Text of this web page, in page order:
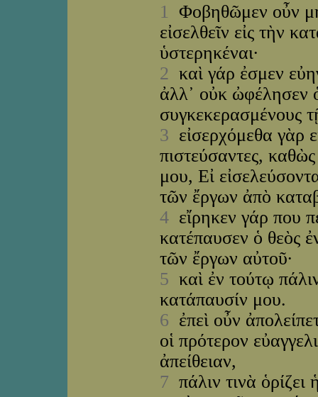
1 Φοβηθῶμεν οὖν
εἰσελθεῖν εἰς τὴν
ὑστερηκέναι·
2 καὶ γάρ ἐσμεν
ἀλλ᾽ οὐκ ὠφέλησεν
συγκεκερασμένους
3 εἰσερχόμεθα γὰρ
πιστεύσαντες,
μου, Εἰ
τῶν ἔργων ἀπὸ
4 εἴρηκεν γάρ που
κατέπαυσεν ὁ θεὸς
τῶν ἔργων αὐτοῦ·
5 καὶ ἐν τούτῳ
κατάπαυσίν μου.
6 ἐπεὶ οὖν
οἱ πρότερον
ἀπείθειαν,
7 πάλιν τινὰ